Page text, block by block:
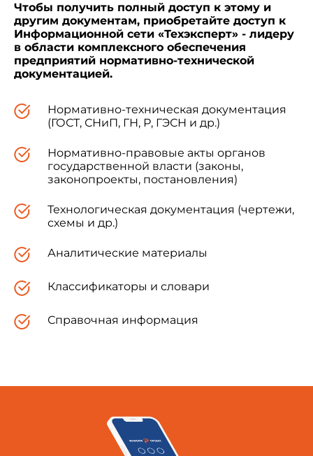
Чтобы получить полный доступ к этому и
другим документам, приобретайте доступ к
Информационной сети «Техэксперт» - лидеру
в области комплексного обеспечения
предприятий нормативно-технической
документацией.
Нормативно-техническая документация
(ГОСТ, СНиП, ГН, Р, ГЭСН и др.)
Нормативно-правовые акты органов
государственной власти (законы,
законопроекты, постановления)
Технологическая документация (чертежи,
схемы и др.)
Аналитические материалы
Классификаторы и словари
Справочная информация